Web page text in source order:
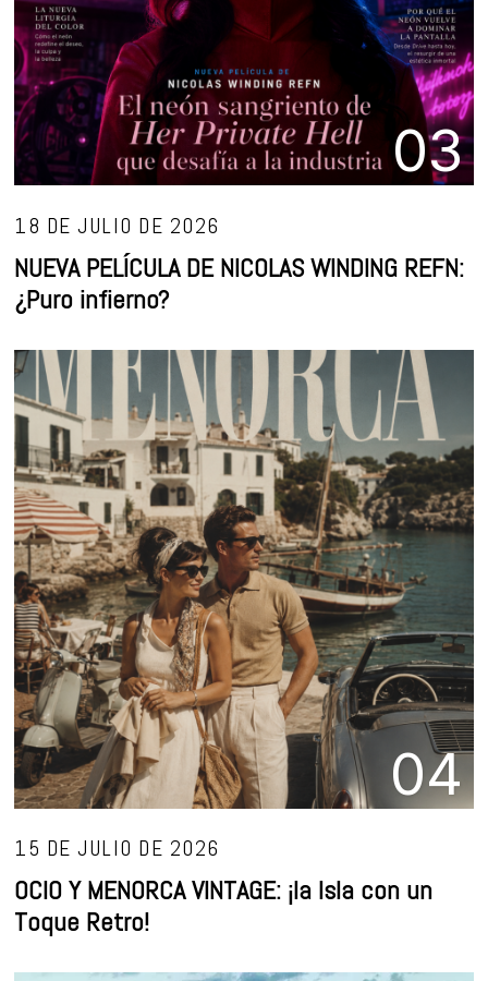
03
18 DE JULIO DE 2026
NUEVA PELÍCULA DE NICOLAS WINDING REFN:
¿Puro infierno?
04
15 DE JULIO DE 2026
OCIO Y MENORCA VINTAGE: ¡la Isla con un
Toque Retro!